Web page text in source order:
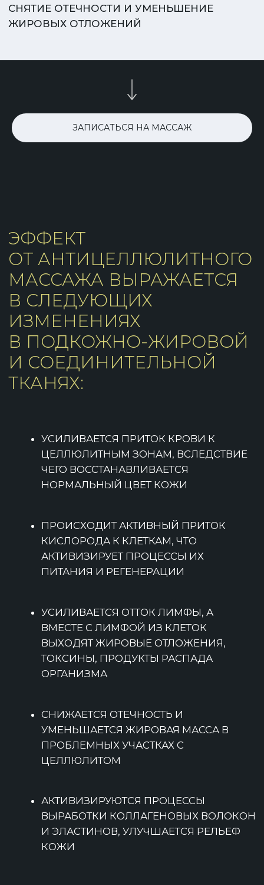
ЗАПИСАТЬСЯ НА МАССАЖ
В СЛЕДУЮЩИХ
ИЗМЕНЕНИЯХ
И СОЕДИНИТЕЛЬНОЙ
УСИЛИВАЕТСЯ ПРИТОК КРОВИ К
ЦЕЛЛЮЛИТНЫМ ЗОНАМ, ВСЛЕДСТВИЕ
УСИЛИВАЕТСЯ ОТТОК ЛИМФЫ, А
ВМЕСТЕ С ЛИМФОЙ ИЗ КЛЕТОК
ВЫХОДЯТ ЖИРОВЫЕ ОТЛОЖЕНИЯ,
ТОКСИНЫ, ПРОДУКТЫ РАСПАДА
ОРГАНИЗМА
СНИЖАЕТСЯ ОТЕЧНОСТЬ И
УМЕНЬШАЕТСЯ ЖИРОВАЯ МАССА В
ЦЕЛЛЮЛИТОМ
АКТИВИЗИРУЮТСЯ ПРОЦЕССЫ
ВЫРАБОТКИ КОЛЛАГЕНОВЫХ ВОЛОКОН
ПОВЫШАЕТСЯ ТОНУС МЫШЦ И РАБОТА
САЛЬНЫХ ЖЕЛЕЗ, ЧТО СПОСОБСТВУЕТ
БЫСТРОМУ ВЫСВОБОЖДЕНИЮ
РАСЩЕПЛЕННОГО ЖИРА
ДЛЯ УСИЛЕНИЯ АНТИЦЕЛЛЮЛИТНОГО
ЭФФЕКТА МАССАЖ НЕРЕДКО СОВМЕЩАЮТ С
РАЗЛИЧНЫМИ КОСМЕТОЛОГИЧЕСКИМИ
ПРОЦЕДУРАМИ, НАПРИМЕР,
ЗАДУМАТЬСЯ О
ПРОВЕДЕНИИ КУРСА
НУЖНО, ЕСЛИ ВЫ
ЗАМЕТИЛИ: